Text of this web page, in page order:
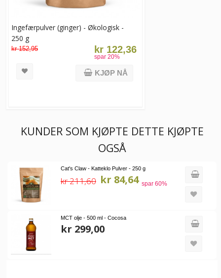
Ingefærpulver (ginger) - Økologisk -
250 g
kr 152,95 kr 122,36
spar 20%
KJØP NÅ
KUNDER SOM KJØPTE DETTE KJØPTE
OGSÅ
Cat's Claw - Katteklo Pulver - 250 g
kr 211,60 kr 84,64 spar 60%
MCT olje - 500 ml - Cocosa
kr 299,00